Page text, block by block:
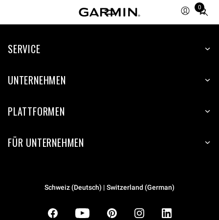
0
Total
items
cart:
SERVICE
UNTERNEHMEN
PLATTFORMEN
FÜR UNTERNEHMEN
Schweiz (Deutsch) | Switzerland (German)